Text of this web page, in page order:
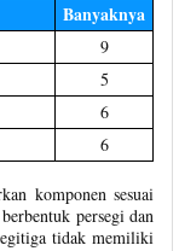
Banyaknya
9
5
6
6
komponen sesuai
persegi dan
tidak memiliki